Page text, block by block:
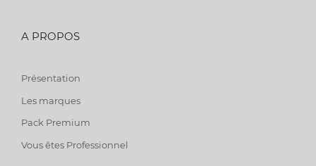
A PROPOS
Présentation
Les marques
Pack Premium
Vous êtes Professionnel